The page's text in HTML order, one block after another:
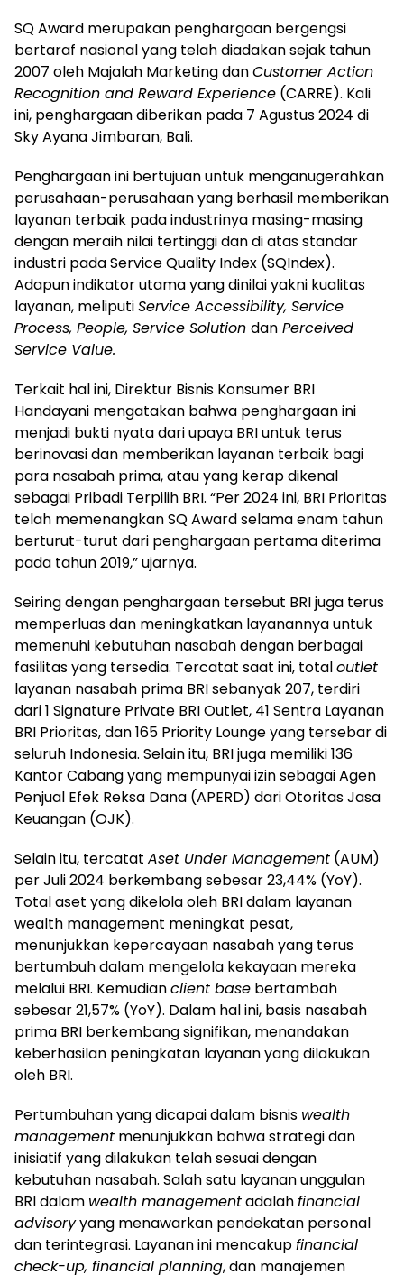
SQ Award merupakan penghargaan bergengsi
bertaraf nasional yang telah diadakan sejak tahun
2007 oleh Majalah Marketing danCustomer Action
Recognition and Reward Experience (CARRE). Kali
ini, penghargaan diberikan pada 7 Agustus 2024 di
Sky Ayana Jimbaran, Bali.
Penghargaan ini bertujuan untuk menganugerahkan
perusahaan-perusahaan yang berhasil memberikan
layanan terbaik pada industrinya masing-masing
dengan meraih nilai tertinggi dan di atas standar
industri pada Service Quality Index (SQIndex).
Adapun indikator utama yang dinilai yakni kualitas
layanan, meliputiService Accessibility, Service
Process, People, Service Solution dan Perceived
Service Value.
Terkait hal ini, Direktur Bisnis Konsumer BRI
Handayani mengatakan bahwa penghargaan ini
menjadi bukti nyata dari upaya BRI untuk terus
berinovasi dan memberikan layanan terbaik bagi
para nasabah prima, atau yang kerap dikenal
sebagai Pribadi Terpilih BRI. “Per 2024 ini, BRI Prioritas
telah memenangkan SQ Award selama enam tahun
berturut-turut dari penghargaan pertama diterima
pada tahun 2019,” ujarnya.
Seiring dengan penghargaan tersebut BRI juga terus
memperluas dan meningkatkan layanannya untuk
memenuhi kebutuhan nasabah dengan berbagai
fasilitas yang tersedia. Tercatat saat ini, totaloutlet
layanan nasabah prima BRI sebanyak 207, terdiri
dari 1 Signature Private BRI Outlet, 41 Sentra Layanan
BRI Prioritas, dan 165 Priority Lounge yang tersebar di
seluruh Indonesia. Selain itu, BRI juga memiliki 136
Kantor Cabang yang mempunyai izin sebagai Agen
Penjual Efek Reksa Dana (APERD) dari Otoritas Jasa
Keuangan (OJK).
Selain itu, tercatat Aset Under Management (AUM)
per Juli 2024 berkembang sebesar 23,44% (YoY).
Total aset yang dikelola oleh BRI dalam layanan
wealth management meningkat pesat,
menunjukkan kepercayaan nasabah yang terus
bertumbuh dalam mengelola kekayaan mereka
melalui BRI. Kemudianclient base bertambah
sebesar 21,57% (YoY). Dalam hal ini, basis nasabah
prima BRI berkembang signifikan, menandakan
keberhasilan peningkatan layanan yang dilakukan
oleh BRI.
Pertumbuhan yang dicapai dalam bisnis wealth
management menunjukkan bahwa strategi dan
inisiatif yang dilakukan telah sesuai dengan
kebutuhan nasabah. Salah satu layanan unggulan
BRI dalam wealth managementadalahfinancial
advisoryyang menawarkan pendekatan personal
dan terintegrasi. Layanan ini mencakupfinancial
check-up, financial planning, dan manajemen